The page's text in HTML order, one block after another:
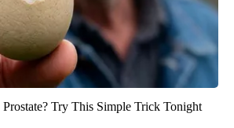
Try This Simple Trick Tonight